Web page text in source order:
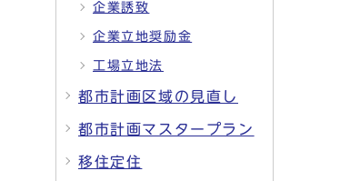
企業誘致
企業立地奨励金
工場立地法
都市計画区域の見直し
都市計画マスタープラン
移住定住